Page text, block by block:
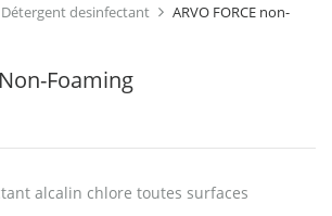
Détergent desinfectant
ARVO FORCE non-
Foaming
alcalin chlore toutes surfaces